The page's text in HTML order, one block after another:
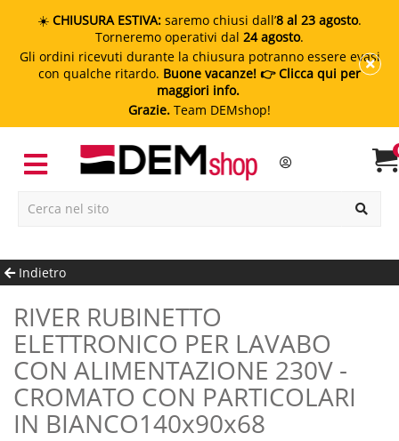
☀️ CHIUSURA ESTIVA: saremo chiusi dall’8 al 23 agosto.
Torneremo operativi dal 24 agosto.
Gli ordini ricevuti durante la chiusura potranno essere evasi
con qualche ritardo. Buone vacanze! 👉 Clicca qui per
maggiori info.
Grazie. Team DEMshop!
Indietro
RIVER RUBINETTO
ELETTRONICO PER LAVABO
CON ALIMENTAZIONE 230V -
CROMATO CON PARTICOLARI
IN BIANCO140x90x68